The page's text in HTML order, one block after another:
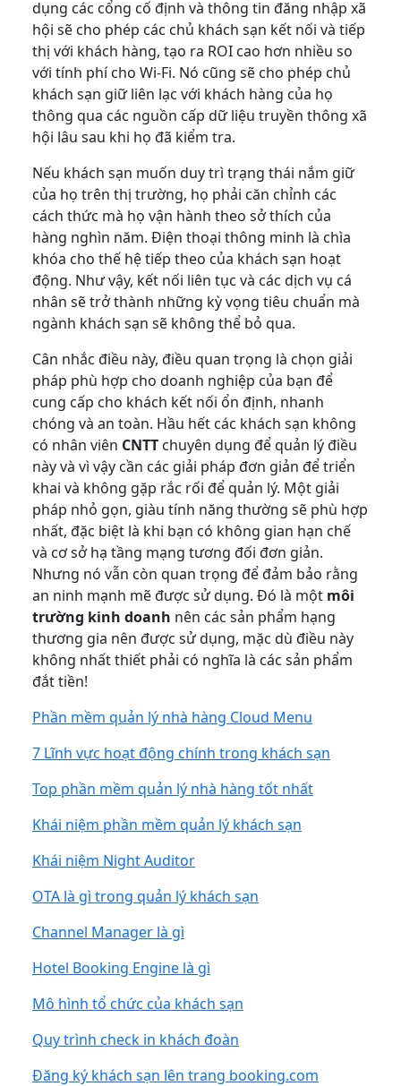
dụng các cổng cố định và thông tin đăng nhập xã
hội sẽ cho phép các chủ khách sạn kết nối và tiếp
thị với khách hàng, tạo ra ROI cao hơn nhiều so
với tính phí cho Wi-Fi. Nó cũng sẽ cho phép chủ
khách sạn giữ liên lạc với khách hàng của họ
thông qua các nguồn cấp dữ liệu truyền thông xã
hội lâu sau khi họ đã kiểm tra.
Nếu khách sạn muốn duy trì trạng thái nắm giữ
của họ trên thị trường, họ phải căn chỉnh các
cách thức mà họ vận hành theo sở thích của
hàng nghìn năm. Điện thoại thông minh là chìa
khóa cho thế hệ tiếp theo của khách sạn hoạt
động. Như vậy, kết nối liên tục và các dịch vụ cá
nhân sẽ trở thành những kỳ vọng tiêu chuẩn mà
ngành khách sạn sẽ không thể bỏ qua.
Cân nhắc điều này, điều quan trọng là chọn giải
pháp phù hợp cho doanh nghiệp của bạn để
cung cấp cho khách kết nối ổn định, nhanh
chóng và an toàn. Hầu hết các khách sạn không
có nhân viên CNTT chuyên dụng để quản lý điều
này và vì vậy cần các giải pháp đơn giản để triển
khai và không gặp rắc rối để quản lý. Một giải
pháp nhỏ gọn, giàu tính năng thường sẽ phù hợp
nhất, đặc biệt là khi bạn có không gian hạn chế
và cơ sở hạ tầng mạng tương đối đơn giản.
Nhưng nó vẫn còn quan trọng để đảm bảo rằng
an ninh mạnh mẽ được sử dụng. Đó là một môi
trường kinh doanh nên các sản phẩm hạng
thương gia nên được sử dụng, mặc dù điều này
không nhất thiết phải có nghĩa là các sản phẩm
đắt tiền!
Phần mềm quản lý nhà hàng Cloud Menu
7 Lĩnh vực hoạt động chính trong khách sạn
Top phần mềm quản lý nhà hàng tốt nhất
Khái niệm phần mềm quản lý khách sạn
Khái niệm Night Auditor
OTA là gì trong quản lý khách sạn
Channel Manager là gì
Hotel Booking Engine là gì
Mô hình tổ chức của khách sạn
Quy trình check in khách đoàn
Đăng ký khách sạn lên trang booking.com